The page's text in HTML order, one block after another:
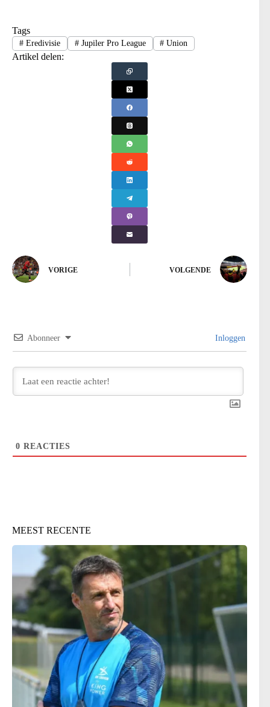
Tags
#Eredivisie #Jupiler Pro League # Union
Artikel delen:
VORIGE VOLGENDE
Abonneer Inloggen
0 REACTIES
MEEST RECENTE